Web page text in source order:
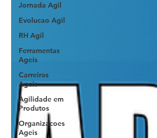
Jornada Agil
Evolucao Agil
RH Agil
Ferramentas
Ageis
Carreiras
Ageis
Agilidade em
Produtos
Organizacoes
Ageis